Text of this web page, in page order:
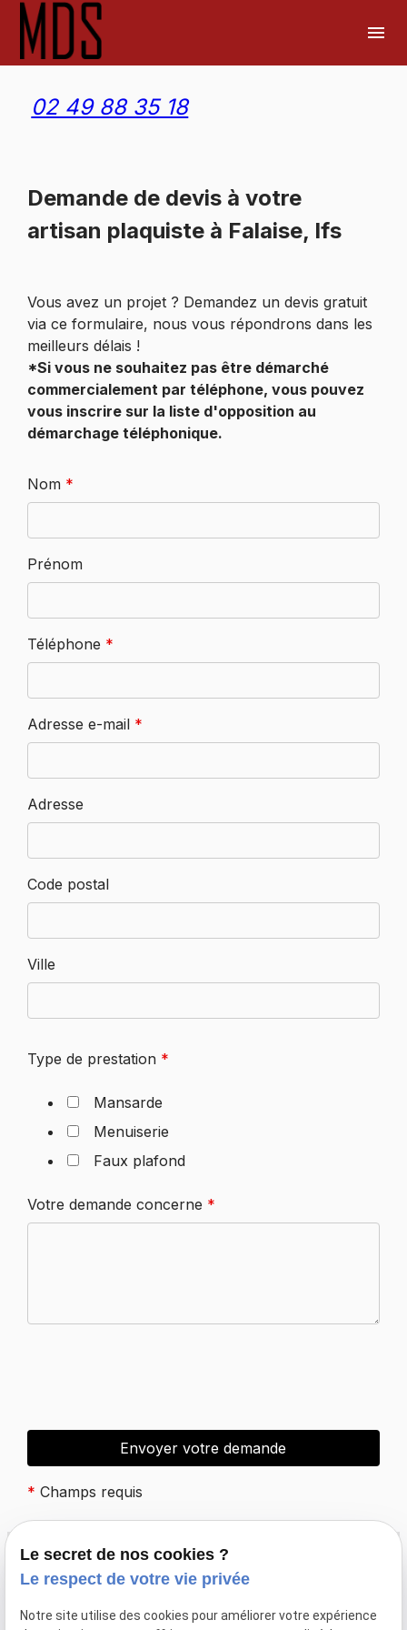
menu
02 49 88 35 18
Demande de devis à votre
artisan plaquiste à Falaise, Ifs
Vous avez un projet ? Demandez un devis gratuit
via ce formulaire, nous vous répondrons dans les
meilleurs délais !
*Si vous ne souhaitez pas être démarché
commercialement par téléphone, vous pouvez
vous inscrire sur la liste d'opposition au
démarchage téléphonique.
Nom *
Prénom
Téléphone *
Adresse e-mail *
Adresse
Code postal
Ville
Type de prestation *
Mansarde
Menuiserie
Faux plafond
Votre demande concerne *
* Champs requis
place12 Route de Soulangy
14420 VILLERS
CANIVET
Panneau de gestion des cookies
Le secret de nos cookies ?
Le respect de votre vie privée
Notre site utilise des cookies pour améliorer votre expérience